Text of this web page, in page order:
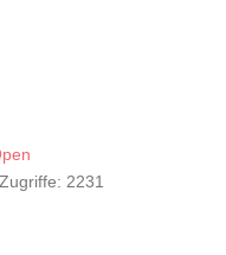
Zugriffe: 2231
2025 - Zwischenstand